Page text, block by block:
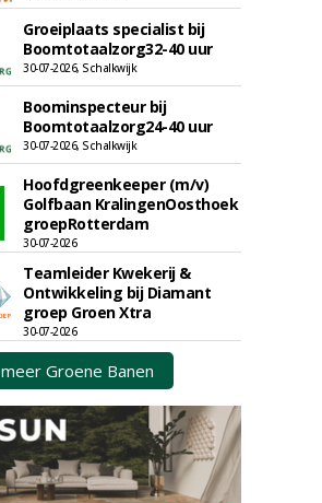
Groeiplaats specialist bij
Boomtotaalzorg32-40 uur
30-07-2026, Schalkwijk
Boominspecteur bij
Boomtotaalzorg24-40 uur
30-07-2026, Schalkwijk
Hoofdgreenkeeper (m/v)
Golfbaan KralingenOosthoek
groepRotterdam
30-07-2026
Teamleider Kwekerij &
Ontwikkeling bij Diamant
groep Groen Xtra
30-07-2026
meer Groene Banen